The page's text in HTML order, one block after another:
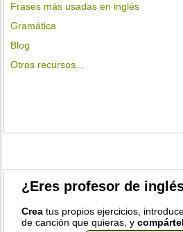
Frases más usadas en inglés
Gramática
Blog
Otros recursos...
¿Eres profesor de
Crea tus propios ejercicios,
de canción que quieras, y